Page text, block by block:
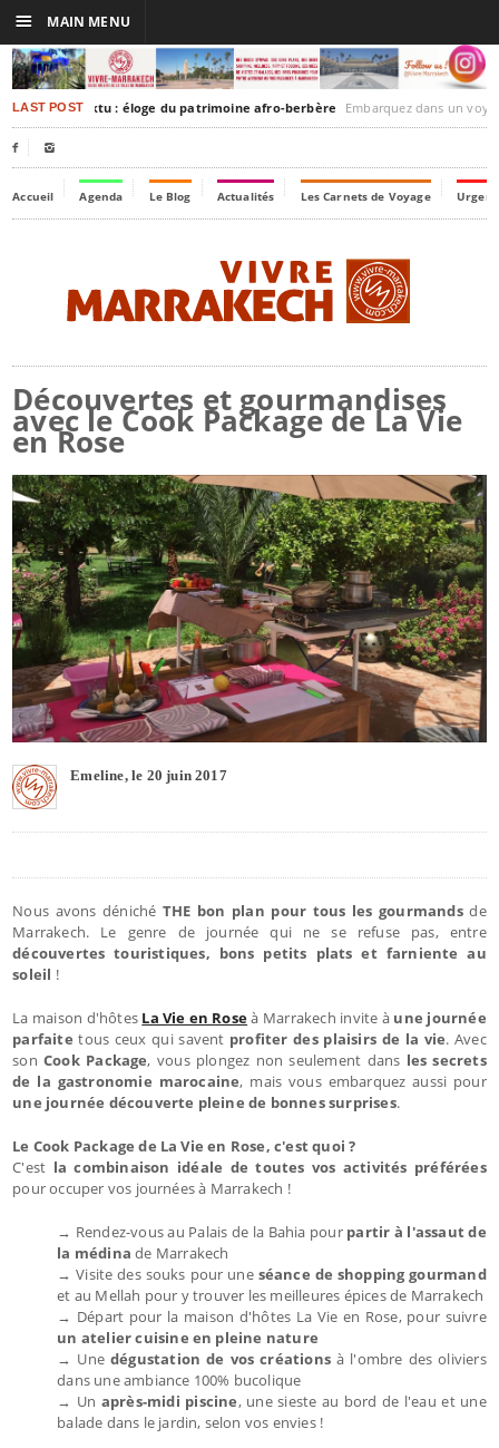
LAST POST
Timbuktu : éloge du patrimoine afro-berbère Embarquez dans un voyage culturel dans le
 
Accueil Agenda Le Blog Actualités Les Carnets de Voyage
Découvertes et gourmandises
avec le Cook Package de La Vie
en Rose
Emeline, le 20 juin 2017
Nous avons déniché THE bon plan pour tous les gourmandsde
Marrakech. Le genre de journée qui ne se refuse pas, entre
découvertes touristiques, bons petits plats et farniente au
soleil !
La maison d'hôtes La Vie en Roseà Marrakech invite à une journée
parfaite tous ceux qui savent profiter des plaisirs de la vie. Avec
sonCook Package, vous plongez non seulement dans les secrets
de la gastronomie marocaine, mais vous embarquez aussi pour
une journée découverte pleine de bonnes surprises.
Le Cook Package de La Vie en Rose, c'est quoi ?
C'est la combinaison idéale de toutes vos activités préférées
pour occuper vos journées à Marrakech !
→ Rendez-vous au Palais de la Bahia pourpartir à l'assaut de
la médina de Marrakech
→ Visite des souks pour une séance de shopping gourmand
et au Mellah pour y trouver les meilleures épices de Marrakech
→ Départ pour la maison d'hôtes La Vie en Rose, pour suivre
un atelier cuisine en pleine nature
→ Unedégustation de vos créationsà l'ombre des oliviers
dans une ambiance 100% bucolique
→ Un après-midi piscine, une sieste au bord de l'eau et une
balade dans le jardin, selon vos envies !
☰ MAIN MENU